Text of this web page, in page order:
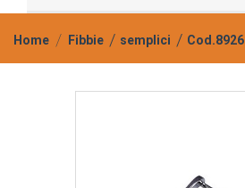
Home Fibbie semplici Cod.8926